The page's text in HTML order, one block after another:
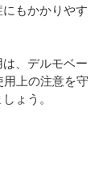
もかかりやす
、デルモベー
用上の注意を守
ょう。